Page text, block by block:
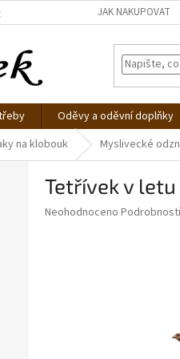
JAK NAKUPOVAT
Oděvy a oděvní doplňky
na klobouk Myslivecké
Tetřívek v
Průměrné
Neohodnoceno